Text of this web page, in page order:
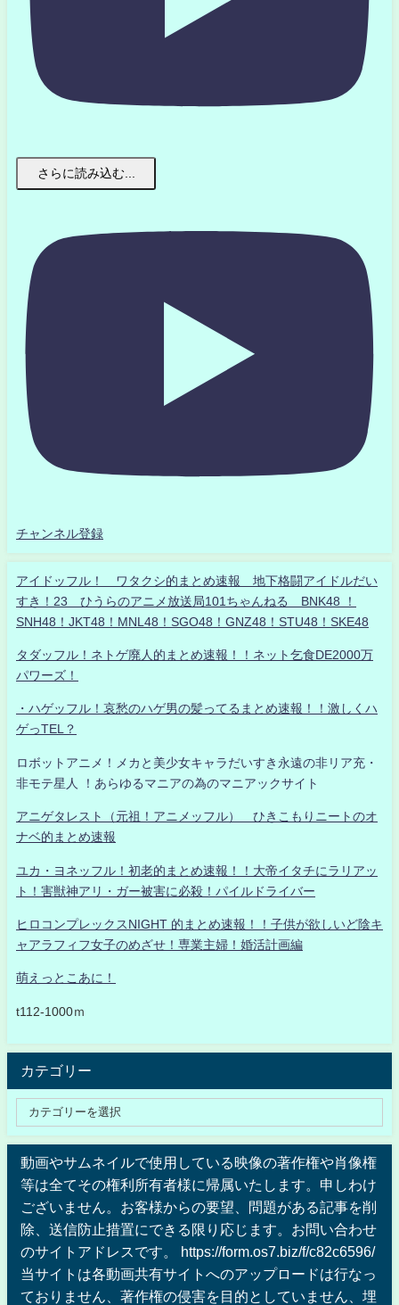
さらに読み込む...
チャンネル登録
アイドッフル！ ワタクシ的まとめ速報 地下格闘アイドルだい
すき！23 ひうらのアニメ放送局101ちゃんねる BNK48 ！
SNH48！JKT48！MNL48！SGO48！GNZ48！STU48！SKE48
タダッフル！ネトゲ廃人的まとめ速報！！ネット乞食DE2000万
パワーズ！
・ハゲッフル！哀愁のハゲ男の髪ってるまとめ速報！！激しくハ
ゲっTEL？
ロボットアニメ！メカと美少女キャラだいすき永遠の非リア充・
非モテ星人 ！あらゆるマニアの為のマニアックサイト
アニゲタレスト（元祖！アニメッフル） ひきこもりニートのオ
ナベ的まとめ速報
ユカ・ヨネッフル！初老的まとめ速報！！大帝イタチにラリアッ
ト！害獣神アリ・ガー被害に必殺！パイルドライバー
ヒロコンプレックスNIGHT 的まとめ速報！！子供が欲しいど陰キ
ャアラフィフ女子のめざせ！専業主婦！婚活計画編
萌えっとこあに！
t112-1000ｍ
カテゴリー
動画やサムネイルで使用している映像の著作権や肖像権
等は全てその権利所有者様に帰属いたします。申しわけ
ございません。お客様からの要望、問題がある記事を削
除、送信防止措置にできる限り応じます。お問い合わせ
のサイトアドレスです。 https://form.os7.biz/f/c82c6596/
当サイトは各動画共有サイトへのアップロードは行なっ
ておりません、著作権の侵害を目的としていません、埋